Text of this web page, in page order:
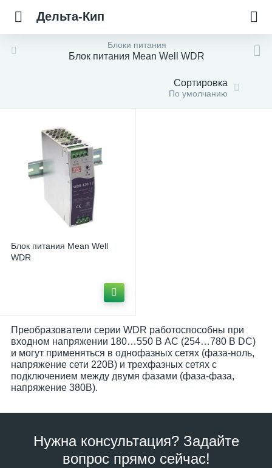
Дельта-Кип
Блоки питания
Блок питания Mean Well WDR
Сортировка
По умолчанию
Блок питания Mean Well
WDR
Преобразователи серии WDR работоспособны при
входном напряжении 180…550 В AC (254…780 В DC)
и могут применяться в однофазных сетях (фаза-ноль,
напряжение сети 220В) и трехфазных сетях с
подключением между двумя фазами (фаза-фаза,
напряжение 380В).
Нужна консультация? Задайте
вопрос прямо сейчас!